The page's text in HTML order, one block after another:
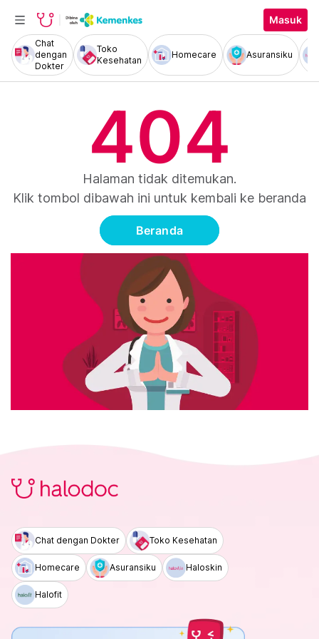
Masuk
Chat
dengan
Dokter
Toko
Kesehatan
Homecare Asuransiku
404
Halaman tidak ditemukan.
Klik tombol dibawah ini untuk kembali ke beranda
Beranda
Chat dengan Dokter Toko Kesehatan
Homecare Asuransiku Haloskin
Halofit